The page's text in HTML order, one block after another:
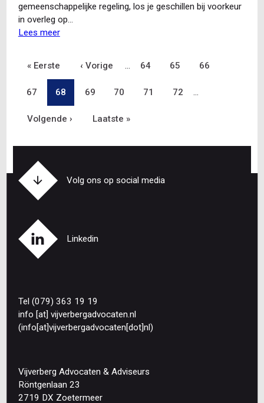
gemeenschappelijke regeling, los je geschillen bij voorkeur
in overleg op…
Lees meerover
bij
gemeenschappelijke
Paginering
Eerste
pagina
« Eerste Vorige
pagina
‹ Vorige … Pagina
64 Pagina
65 Pagina
66
Pagina
67 Pagina
68 Pagina
69 Pagina
70 Pagina
71 Pagina
72 …
Volgende
pagina
Volgende › Laatste
pagina
Laatste »
Volg ons op social media
Linkedin
Tel (079) 363 19 19
info [at] vijverbergadvocaten.nl
(info[at]vijverbergadvocaten[dot]nl)
Vijverberg Advocaten & Adviseurs
Röntgenlaan 23
2719 DX Zoetermeer